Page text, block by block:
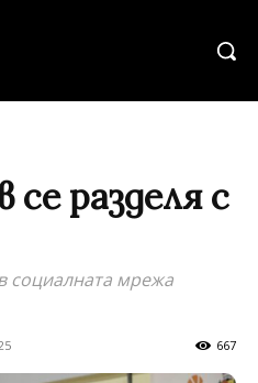
се разделя с
социалната мрежа
667